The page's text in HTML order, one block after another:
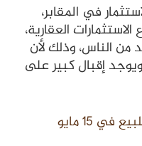
في المقابر،
العقارية،
من الناس، وذلك لأن
ويوجد إقبال كبير على
15 مايو